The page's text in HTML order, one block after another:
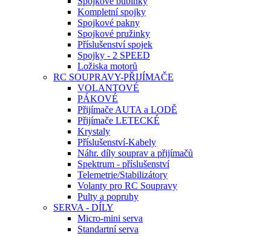
Kompletní spojky
Spojkové pakny
Spojkové pružinky
Příslušenství spojek
Spojky - 2 SPEED
Ložiska motorů
RC SOUPRAVY-PŘIJÍMAČE
VOLANTOVÉ
PÁKOVÉ
Přijímače AUTA a LODĚ
Přijímače LETECKÉ
Krystaly
Příslušenství-Kabely
Náhr. díly souprav a přijímačů
Spektrum - příslušenství
Telemetrie/Stabilizátory
Volanty pro RC Soupravy
Pulty a popruhy
SERVA - DÍLY
Micro-mini serva
Standartní serva